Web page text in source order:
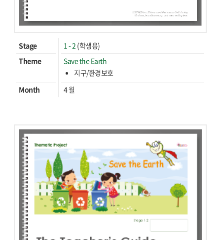
Stage 1 - 2 (학생용)
Theme
Save the Earth
지구/환경보호
Month
4 월